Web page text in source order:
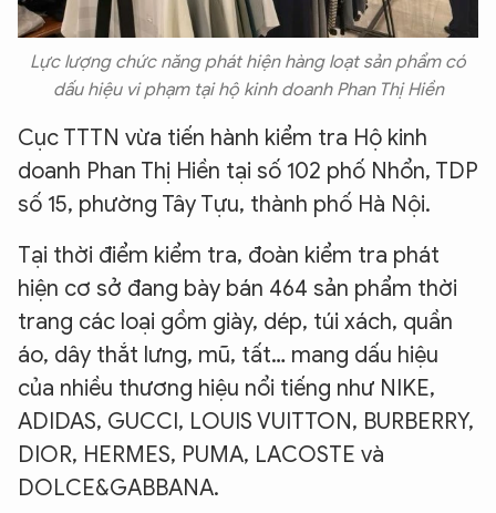
Lực lượng chức năng phát hiện hàng loạt sản phẩm có
dấu hiệu vi phạm tại hộ kinh doanh Phan Thị Hiền
Cục TTTN vừa tiến hành kiểm tra Hộ kinh
doanh Phan Thị Hiền tại số 102 phố Nhổn, TDP
số 15, phường Tây Tựu, thành phố Hà Nội.
Tại thời điểm kiểm tra, đoàn kiểm tra phát
hiện cơ sở đang bày bán 464 sản phẩm thời
trang các loại gồm giày, dép, túi xách, quần
áo, dây thắt lưng, mũ, tất… mang dấu hiệu
của nhiều thương hiệu nổi tiếng như NIKE,
ADIDAS, GUCCI, LOUIS VUITTON, BURBERRY,
DIOR, HERMES, PUMA, LACOSTE và
DOLCE&GABBANA.